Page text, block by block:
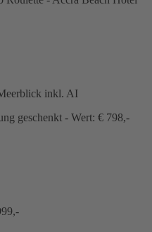
inkl. AI
geschenkt - Wert: € 798,-